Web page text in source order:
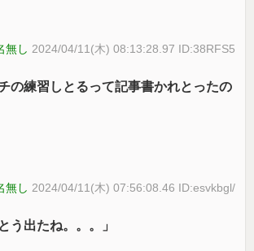
無し 2024/04/11(木) 08:13:28.97 ID:38RFS5
の練習しとるって記事書かれとったの
無し 2024/04/11(木) 07:56:08.46 ID:esvkbgl/
う出たね。。。」